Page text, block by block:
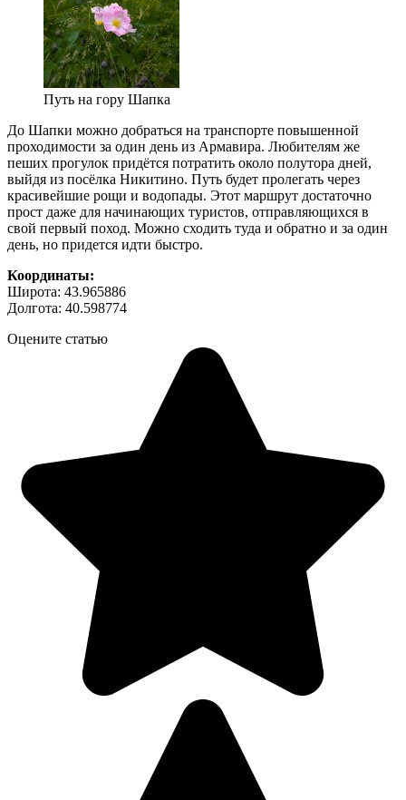
Путь на гору Шапка
До Шапки можно добраться на транспорте повышенной
проходимости за один день из Армавира. Любителям же
пеших прогулок придётся потратить около полутора дней,
выйдя из посёлка Никитино. Путь будет пролегать через
красивейшие рощи и водопады. Этот маршрут достаточно
прост даже для начинающих туристов, отправляющихся в
свой первый поход. Можно сходить туда и обратно и за один
день, но придется идти быстро.
Координаты:
Широта: 43.965886
Долгота: 40.598774
Оцените статью